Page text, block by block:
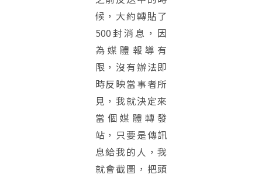
候，大約轉貼了
500封消息，因
為媒體報導有
限，沒有辦法即
時反映當事者所
見，我就決定來
當個媒體轉發
站，只要是傳訊
息給我的人，我
就會截圖，把頭